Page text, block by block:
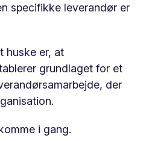
specifikke leverandør er
huske er, at
grundlaget for et
der
i gang.